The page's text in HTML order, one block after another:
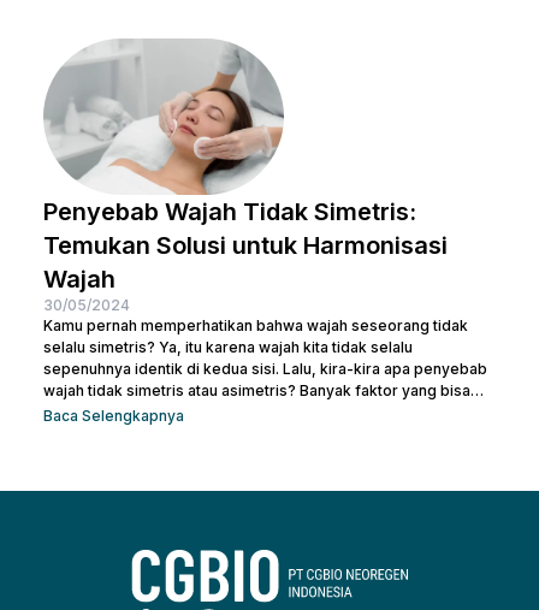
Jadi, jika kamu ingin memperbaiki tekstur kulit, menghilangkan
noda, atau meremajakan kulit tanpa harus melewati prosedur...
Penyebab Wajah Tidak Simetris:
Temukan Solusi untuk Harmonisasi
Wajah
30/05/2024
Kamu pernah memperhatikan bahwa wajah seseorang tidak
selalu simetris? Ya, itu karena wajah kita tidak selalu
sepenuhnya identik di kedua sisi. Lalu, kira-kira apa penyebab
wajah tidak simetris atau asimetris? Banyak faktor yang bisa
memengaruhi simetri wajah, mulai dari genetika, gaya hidup,
Baca Selengkapnya